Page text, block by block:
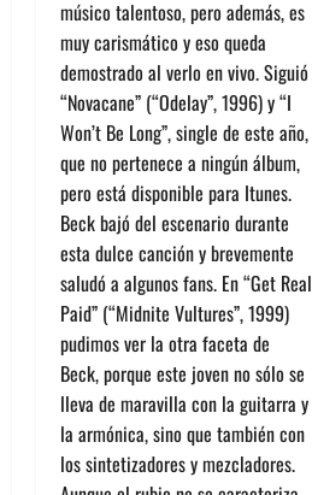
músico talentoso, pero además, es
muy carismático y eso queda
demostrado al verlo en vivo. Siguió
“Novacane” (“Odelay”, 1996) y “I
Won’t Be Long”, single de este año,
que no pertenece a ningún álbum,
pero está disponible para Itunes.
Beck bajó del escenario durante
esta dulce canción y brevemente
saludó a algunos fans. En “Get Real
Paid” (“Midnite Vultures”, 1999)
pudimos ver la otra faceta de
Beck, porque este joven no sólo se
lleva de maravilla con la guitarra y
la armónica, sino que también con
los sintetizadores y mezcladores.